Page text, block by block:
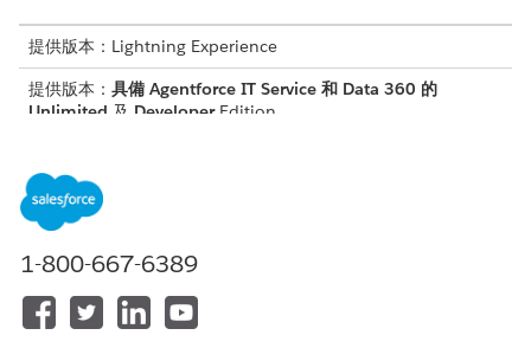
提供版本：Lightning Experience
提供版本： 具備 Agentforce IT Service 和 Data 360 的
Unlimited 及 DeveloperEdition
若要針對 Agentforce IT 服務
使用
1-800-667-6389